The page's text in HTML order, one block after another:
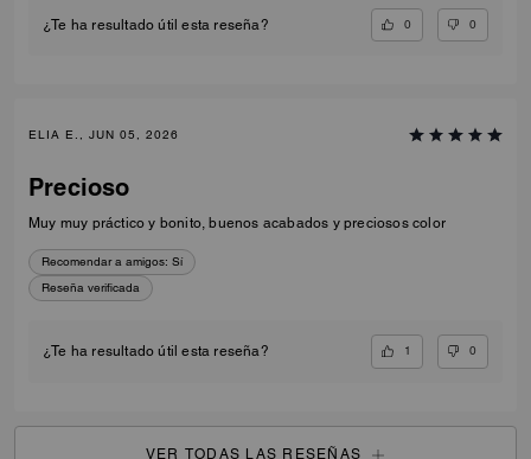
¿Te ha resultado útil esta reseña? 0 0
ELIA E., JUN 05, 2026
Precioso
Muy muy práctico y bonito, buenos acabados y preciosos color
Recomendar a amigos: Sí
Reseña verificada
¿Te ha resultado útil esta reseña? 1 0
VER TODAS LAS RESEÑAS